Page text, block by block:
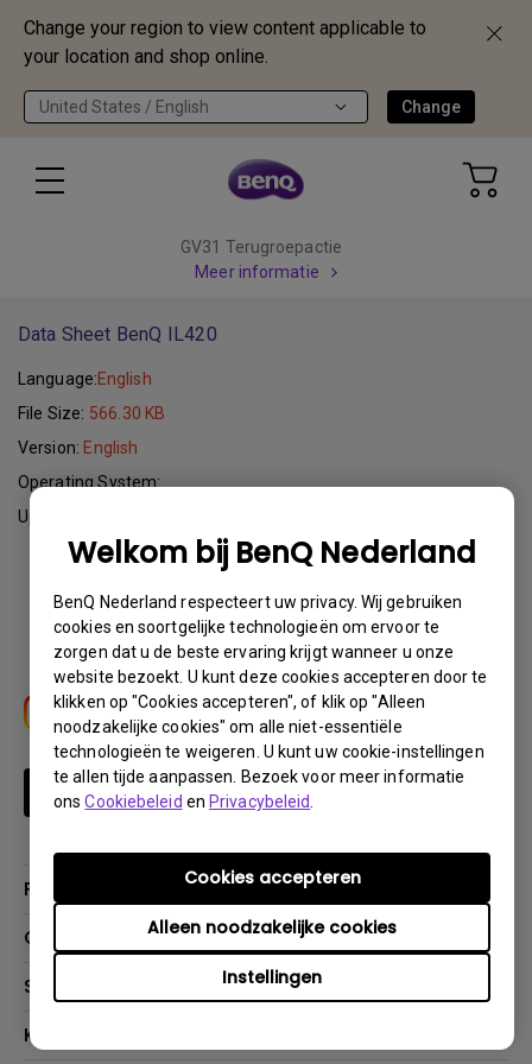
Change your region to view content applicable to
your location and shop online.
United States / English Change
Welkom bij BenQ Nederland
BenQ Nederland respecteert uw privacy. Wij gebruiken
cookies en soortgelijke technologieën om ervoor te
zorgen dat u de beste ervaring krijgt wanneer u onze
website bezoekt. U kunt deze cookies accepteren door te
klikken op "Cookies accepteren", of klik op "Alleen
noodzakelijke cookies" om alle niet-essentiële
technologieën te weigeren. U kunt uw cookie-instellingen
te allen tijde aanpassen. Bezoek voor meer informatie
onsCookiebeleid enPrivacybeleid
Instellingen
Alleen noodzakelijke cookies
Cookies accepteren
GV31 Terugroepactie
Meer informatie
Data Sheet BenQ IL420
Language:English
File Size: 566.30 KB
Version: English
Operating System:
Update:
Schrijf je in
Producten
Verlichting
Oplossingen
Support
Kenniscentrum